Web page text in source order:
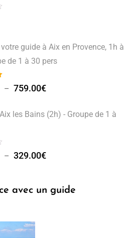
votre guide à Aix en Provence, 1h à
de 1 à 30 pers
– 759.00€
les Bains (2h) - Groupe de 1 à
– 329.00€
avec un guide